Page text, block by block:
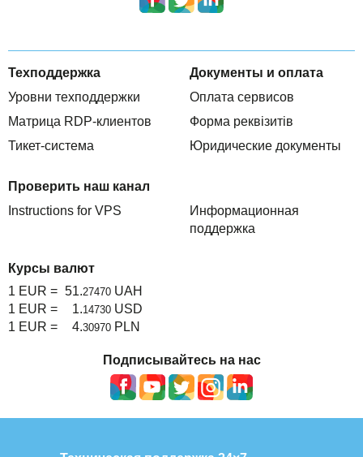
Техподдержка
Уровни техподдержки
Матрица RDP-клиентов
Тикет-система
Документы и оплата
Оплата сервисов
Форма реквізитів
Юридические документы
Проверить наш канал
Instructions for VPS
Информационная
поддержка
Курсы валют
1 EUR = 51.27470 UAH
1 EUR =
1.14730 USD
1 EUR =
4.30970 PLN
Подписывайтесь на нас